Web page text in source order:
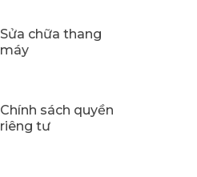
Sửa chữa thang
máy
Chính sách quyền
riêng tư